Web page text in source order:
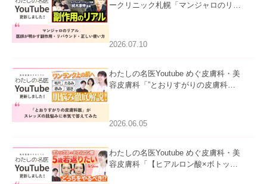
ークリニック札幌「マンジャロのリア
た。
2026.07.10
わたしの名医Youtube めぐ皮膚科・美
容皮膚科「”とおりすがりの皮膚科
2026.06.05
わたしの名医Youtube めぐ皮膚科・美
容皮膚科「【ヒアルロン酸×ボトック